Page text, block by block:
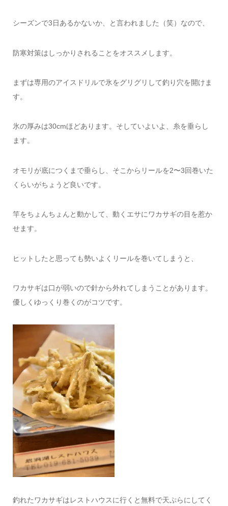
シーズンで3日あるかないか、と言われました（笑）なので、
防寒対策はしっかりされることをオススメします。
まずは専用のアイスドリルで氷をグリグリして釣り穴を開けま
す。
氷の厚みは30cmほどあります。そしていよいよ、糸を垂らし
ます。
オモリが底につくまで垂らし、そこからリールを2〜3回巻いた
くらいがちょうど良いです。
竿をちょんちょんと動かして、動くエサにワカサギの目を惹か
せます。
ヒットしたと思っても勢いよくリールを巻いてしまうと、
ワカサギは口が弱いので針から外れてしまうことがあります。
優しくゆっくり巻くのがコツです。
釣れたワカサギはレストハウスに行くと無料で天ぷらにしてく